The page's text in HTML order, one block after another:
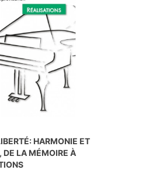
HARMONIE ET
DE LA MÉMOIRE À